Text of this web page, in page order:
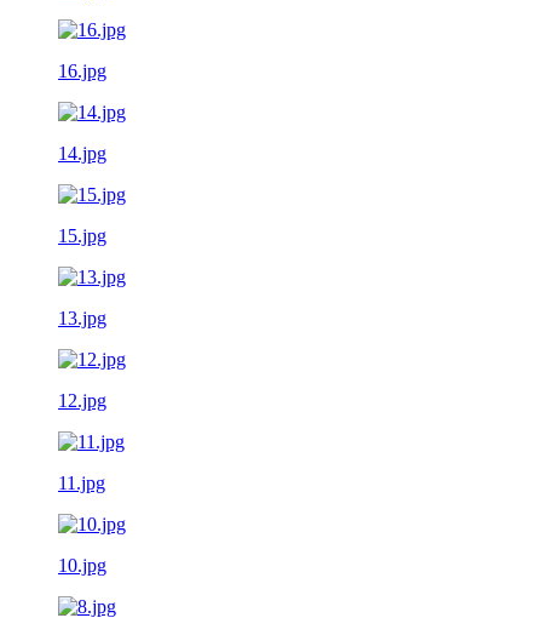
16.jpg
14.jpg
15.jpg
13.jpg
12.jpg
11.jpg
10.jpg